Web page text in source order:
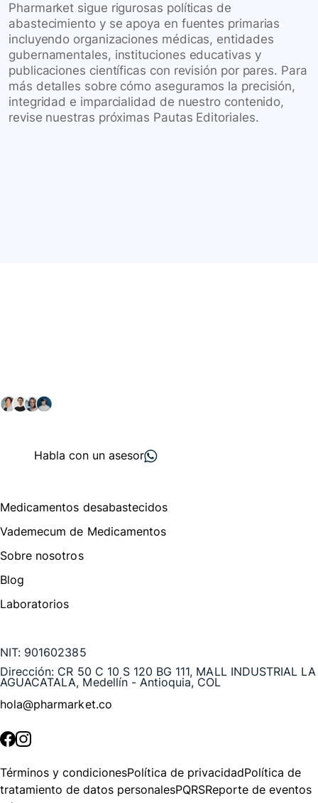
Pharmarket sigue rigurosas políticas de
abastecimiento y se apoya en fuentes primarias
incluyendo organizaciones médicas, entidades
gubernamentales, instituciones educativas y
publicaciones científicas con revisión por pares. Para
más detalles sobre cómo aseguramos la precisión,
integridad e imparcialidad de nuestro contenido,
revise nuestras próximas Pautas Editoriales.
Habla con un asesor
Medicamentos desabastecidos
Vademecum de Medicamentos
Sobre nosotros
Blog
Laboratorios
NIT: 901602385
Dirección: CR 50 C 10 S 120 BG 111, MALL INDUSTRIAL LA
AGUACATALA, Medellín - Antioquia, COL
hola@pharmarket.co
Términos y condicionesPolítica de privacidadPolítica de
tratamiento de datos personalesPQRSReporte de eventos